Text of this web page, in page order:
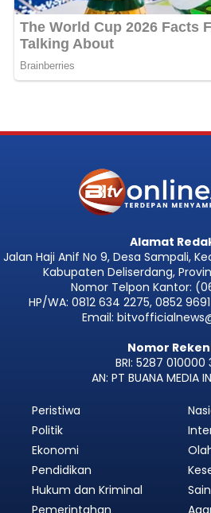
Alamat
Jalan Haji Anif No 9, Desa Sampali,
Kabupaten Deliserdang,
Nomor Telpon Kantor:
HP/WA: 0812 634 2275, 0852
Email:
Nomor
BRI: 5287 010000
AN: PT BUANA MEDIA
Peristiwa
Politik
Ekonomi
Pendidikan
Hukum dan Kriminal